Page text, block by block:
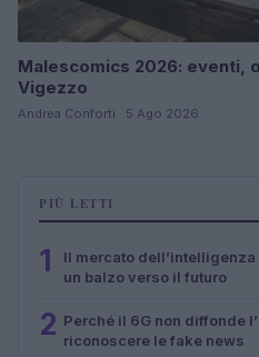
Malescomics 2026: eventi,
Vigezzo
Andrea Conforti · 5 Ago 2026
PIÙ LETTI
1
Il mercato
un balzo verso il futuro
2 Perché il 6G non diffonde
riconoscere le fake news